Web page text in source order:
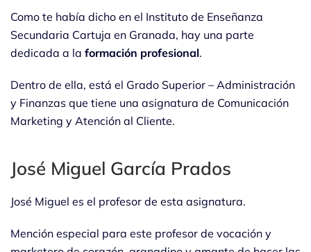
Como te había dicho en el Instituto de Enseñanza
Secundaria Cartuja en Granada, hay una parte
dedicada a la formación profesional.
Dentro de ella, está el Grado Superior – Administración
y Finanzas que tiene una asignatura de Comunicación
Marketing y Atención al Cliente.
José Miguel García Prados
José Miguel es el profesor de esta asignatura.
Mención especial para este profesor de vocación y